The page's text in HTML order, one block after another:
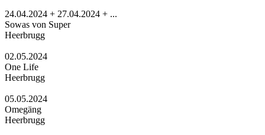
24.04.2024 + 27.04.2024 + ...
Sowas von Super
Heerbrugg
02.05.2024
One Life
Heerbrugg
05.05.2024
Omegäng
Heerbrugg